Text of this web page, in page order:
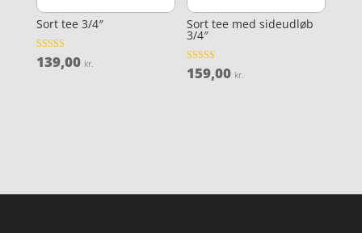
Sort tee 3/4″
Vurderet
3.9
139,00 kr.
Sort tee med sideudløb
3/4″
Vurderet
4.6
159,00 kr.